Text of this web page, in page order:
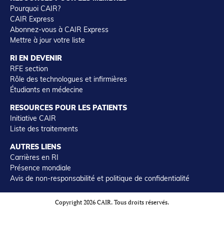
Pourquoi CAIR?
CAIR Express
Abonnez-vous à CAIR Express
Mettre à jour votre liste
RI EN DEVENIR
RFE section
Rôle des technologues et infirmières
Étudiants en médecine
RESOURCES POUR LES PATIENTS
Initiative CAIR
Liste des traitements
AUTRES LIENS
Carrières en RI
Présence mondiale
Avis de non-responsabilité et politique de confidentialité
Copyright 2026 CAIR. Tous droits réservés.